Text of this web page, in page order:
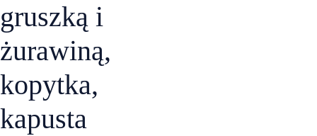
gruszką i
żurawiną,
kopytka,
kapusta